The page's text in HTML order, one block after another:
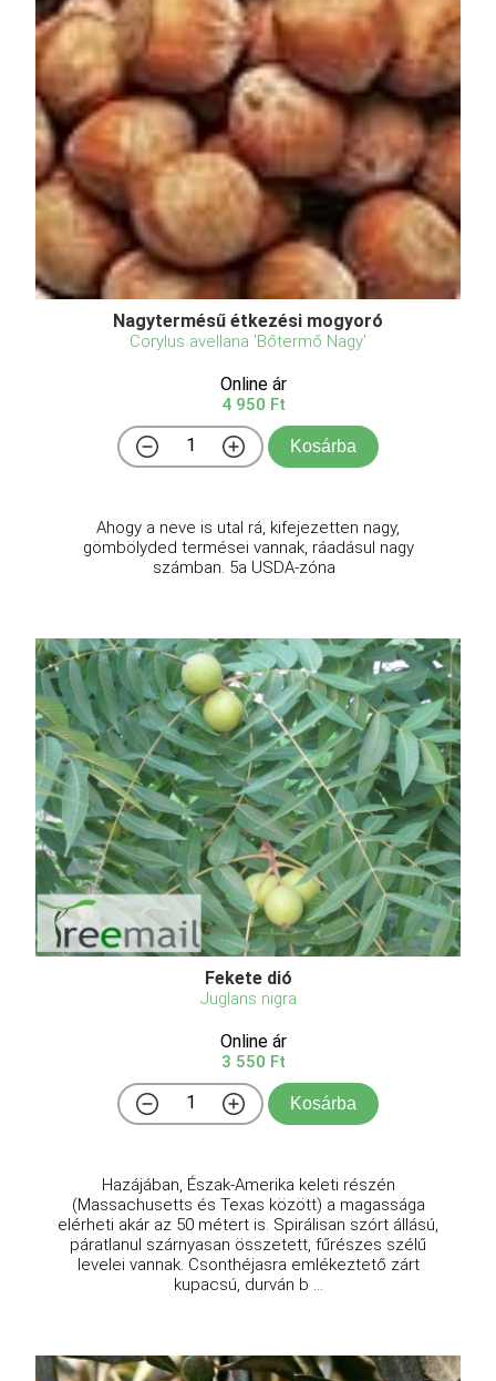
Nagytermésű étkezési mogyoró
Corylus avellana 'Bőtermő Nagy'
Online ár
4 950 Ft
Kosárba
Ahogy a neve is utal rá, kifejezetten nagy,
gömbölyded termései vannak, ráadásul nagy
számban. 5a USDA-zóna
Fekete dió
Juglans nigra
Online ár
3 550 Ft
Kosárba
Hazájában, Észak-Amerika keleti részén
(Massachusetts és Texas között) a magassága
elérheti akár az 50 métert is. Spirálisan szórt állású,
páratlanul szárnyasan összetett, fűrészes szélű
levelei vannak. Csonthéjasra emlékeztető zárt
kupacsú, durván b ...